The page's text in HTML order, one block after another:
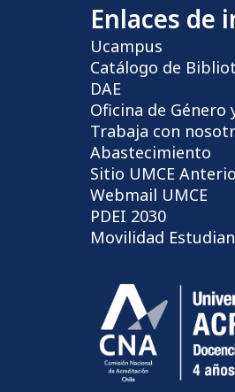
Enlaces de
Ucampus
Catálogo de
DAE
Oficina de Género
Trabaja con
Abastecimiento
Sitio UMCE
Webmail UMCE
PDEI 2030
Movilidad